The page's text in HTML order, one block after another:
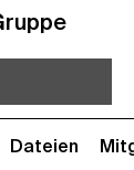
Dateien